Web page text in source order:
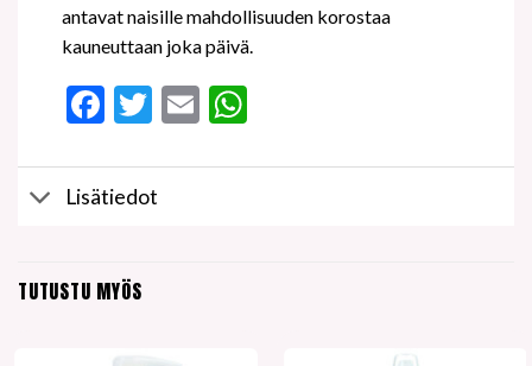
antavat naisille mahdollisuuden korostaa
kauneuttaan joka päivä.
Facebook
Twitter
EmailWhatsApp
Lisätiedot
TUTUSTU MYÖS